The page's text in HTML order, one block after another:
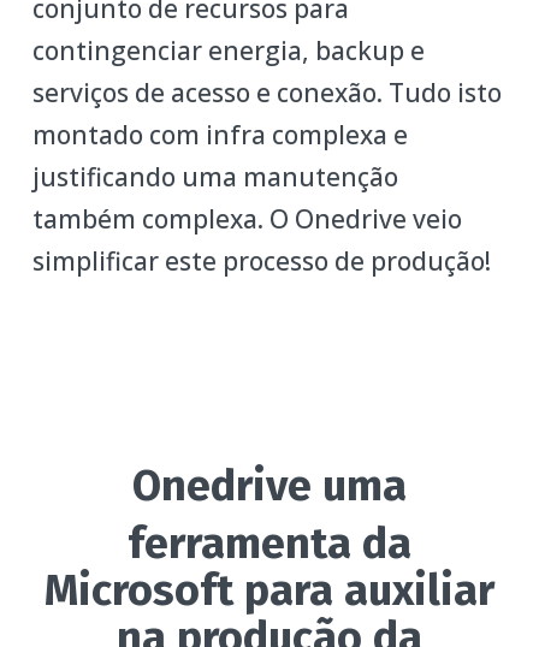
conjunto de recursos para
contingenciar energia, backup e
serviços de acesso e conexão. Tudo isto
montado com infra complexa e
justificando uma manutenção
também complexa. O Onedrive veio
simplificar este processo de produção!
Onedrive uma
ferramenta da
Microsoft para auxiliar